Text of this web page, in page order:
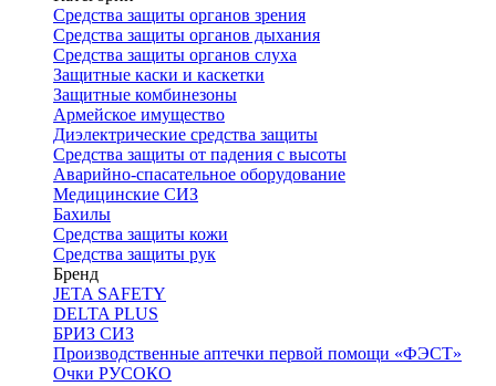
Средства защиты органов зрения
Средства защиты органов дыхания
Средства защиты органов слуха
Защитные каски и каскетки
Защитные комбинезоны
Армейское имущество
Диэлектрические средства защиты
Средства защиты от падения с высоты
Аварийно-спасательное оборудование
Медицинские СИЗ
Бахилы
Средства защиты кожи
Средства защиты рук
Бренд
JETA SAFETY
DELTA PLUS
БРИЗ СИЗ
Производственные аптечки первой помощи «ФЭСТ»
Очки РУСОКО